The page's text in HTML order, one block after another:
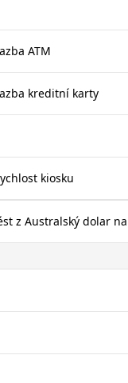
ATM
kreditní karty
kiosku
z Australský dolar